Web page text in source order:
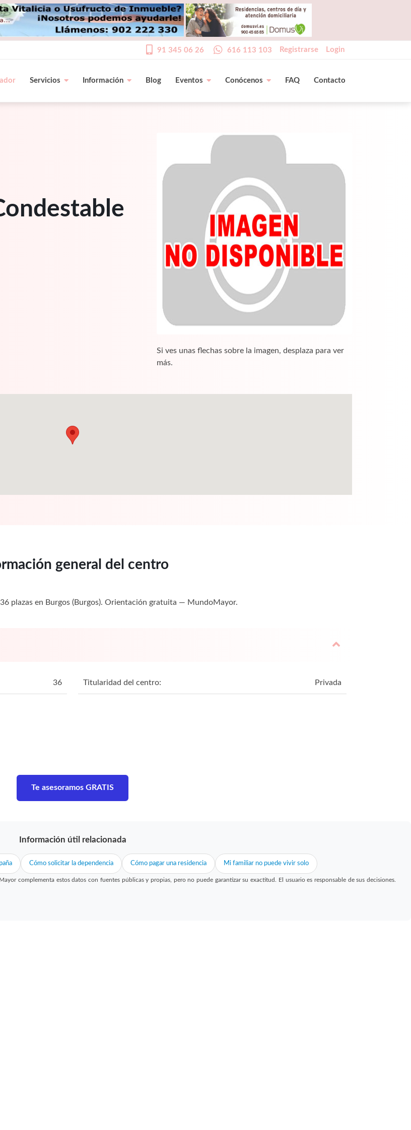
91 345 06 26 616 113 103 Registrarse Login
Servicios Información Blog Eventos Conócenos FAQ Contacto
Si ves unas flechas sobre la imagen, desplaza para ver
más.
general del centro
plazas en Burgos (Burgos). Orientación gratuita — MundoMayor.
36 Titularidad del centro: Privada
Te asesoramos GRATIS
Información útil relacionada
Cómo solicitar la dependencia Cómo pagar una residencia Mi familiar no puede vivir solo
complementa estos datos con fuentes públicas y propias, pero no puede garantizar su exactitud. El usuario es responsable de sus decisiones.